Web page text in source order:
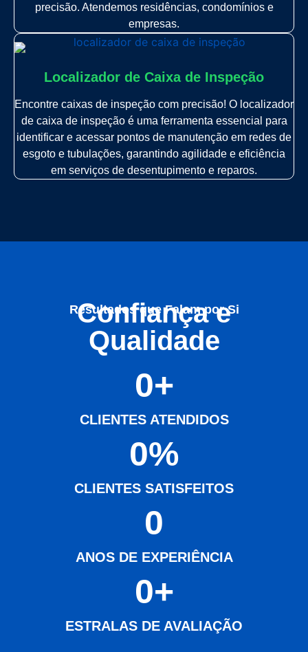
precisão. Atendemos residências, condomínios e
empresas.
Localizador de Caixa de Inspeção
Encontre caixas de inspeção com precisão! O localizador
de caixa de inspeção é uma ferramenta essencial para
identificar e acessar pontos de manutenção em redes de
esgoto e tubulações, garantindo agilidade e eficiência
em serviços de desentupimento e reparos.
Resultados que Falam por Si
Confiança e
Qualidade
CLIENTES ATENDIDOS
0+
CLIENTES SATISFEITOS
0%
ANOS DE EXPERIÊNCIA
0
ESTRALAS DE AVALIAÇÃO
0+